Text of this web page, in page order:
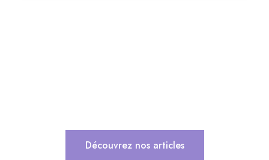
Découvrez nos articles